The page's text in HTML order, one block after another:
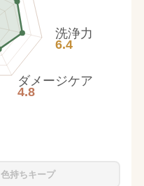
洗浄力
6.4
ダメージケア
4.8
色持ちキープ